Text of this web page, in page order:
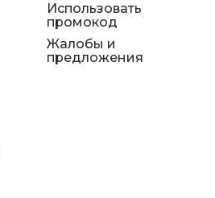
Использовать
промокод
Жалобы и
предложения